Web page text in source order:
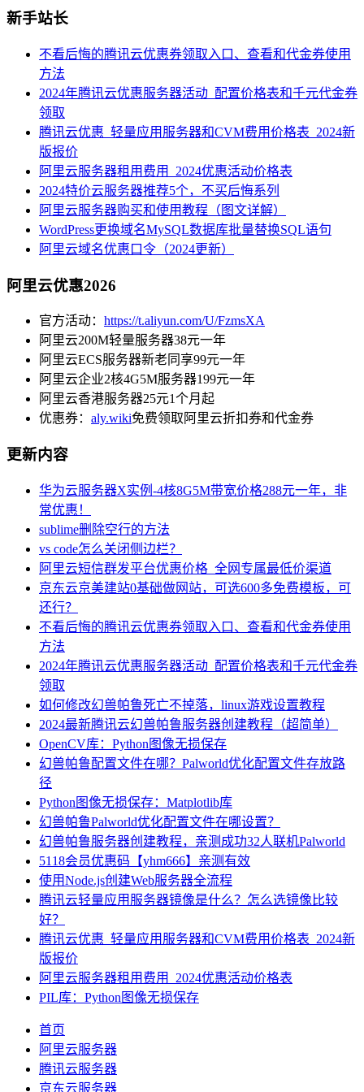
新手站长
不看后悔的腾讯云优惠券领取入口、查看和代金券使用
方法
2024年腾讯云优惠服务器活动_配置价格表和千元代金券
领取
腾讯云优惠_轻量应用服务器和CVM费用价格表_2024新
版报价
阿里云服务器租用费用_2024优惠活动价格表
2024特价云服务器推荐5个，不买后悔系列
阿里云服务器购买和使用教程（图文详解）
WordPress更换域名MySQL数据库批量替换SQL语句
阿里云域名优惠口令（2024更新）
阿里云优惠2026
官方活动： https://t.aliyun.com/U/FzmsXA
阿里云200M轻量服务器38元一年
阿里云ECS服务器新老同享99元一年
阿里云企业2核4G5M服务器199元一年
阿里云香港服务器25元1个月起
优惠券： aly.wiki免费领取阿里云折扣券和代金券
更新内容
华为云服务器X实例-4核8G5M带宽价格288元一年，非
常优惠！
sublime删除空行的方法
vs code怎么关闭侧边栏？
阿里云短信群发平台优惠价格_全网专属最低价渠道
京东云京美建站0基础做网站，可选600多免费模板，可
还行？
不看后悔的腾讯云优惠券领取入口、查看和代金券使用
方法
2024年腾讯云优惠服务器活动_配置价格表和千元代金券
领取
如何修改幻兽帕鲁死亡不掉落，linux游戏设置教程
2024最新腾讯云幻兽帕鲁服务器创建教程（超简单）
OpenCV库：Python图像无损保存
幻兽帕鲁配置文件在哪？Palworld优化配置文件存放路
径
Python图像无损保存：Matplotlib库
幻兽帕鲁Palworld优化配置文件在哪设置？
幻兽帕鲁服务器创建教程，亲测成功32人联机Palworld
5118会员优惠码【yhm666】亲测有效
使用Node.js创建Web服务器全流程
腾讯云轻量应用服务器镜像是什么？怎么选镜像比较
好？
腾讯云优惠_轻量应用服务器和CVM费用价格表_2024新
版报价
阿里云服务器租用费用_2024优惠活动价格表
PIL库：Python图像无损保存
首页
阿里云服务器
腾讯云服务器
京东云服务器